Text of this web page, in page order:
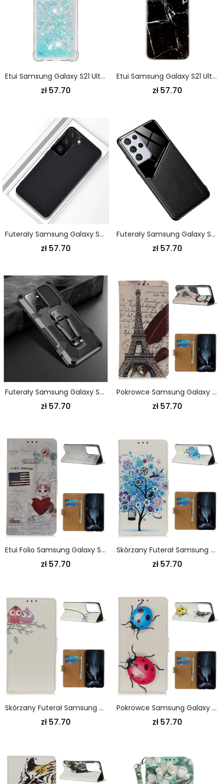
Etui Samsung Galaxy S21 Ultra 5G Magenta Biały Pożądanie Brokatu
zł 57.70
Etui Samsung Galaxy S21 Ultra 5G Biały Czarny Klasyczny Marmur
zł 57.70
Futerały Samsung Galaxy S21 Ultra 5G Szary Czarny Etui Na Telefon Tekstura Tkaniny
zł 57.70
Futerały Samsung Galaxy S21 Ultra 5G Czerwony Czarny Etui Na Telefon Super Hybryda
zł 57.70
Futerały Samsung Galaxy S21 Ultra 5G Szary Czarny Etui Na Telefon Zdejmowany Klips Podtrzymujący
zł 57.70
Pokrowce Samsung Galaxy S21 Ultra 5G Brązowy Szary Wieża Eiffla
zł 57.70
Etui Folio Samsung Galaxy S21 Ultra 5G Podróżujący Kot Etui Ochronne
zł 57.70
Skórzany Futerał Samsung Galaxy S21 Ultra 5G Zielony Pomarańczowy Etui Na Telefon Kwitnące Drzewo
zł 57.70
Skórzany Futerał Samsung Galaxy S21 Ultra 5G Etui Na Telefon Kilka Sów Na Drzewie
zł 57.70
Pokrowce Samsung Galaxy S21 Ultra 5G Biedronki
zł 57.70